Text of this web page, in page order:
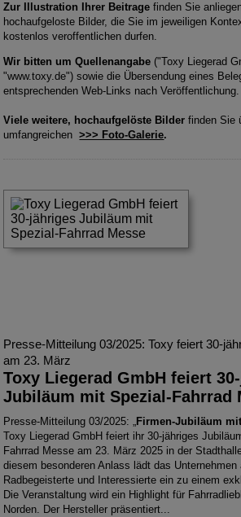
Zur Illustration Ihrer Beitrage finden Sie
hochaufgeloste Bilder, die Sie im jeweiligen
kostenlos veroffentlichen durfen.
Wir bitten um Quellenangabe ("Toxy Liegerad
"www.toxy.de") sowie die Übersendung eines
entsprechenden Web-Links nach Veröffentlichung.
Viele weitere, hochaufgelöste Bilderfinden Sie
umfangreichen>>> Foto-Galerie.
Presse-Mitteilung 03/2025: Toxy feiert 30-
am 23. März
Toxy Liegerad GmbH feiert
Jubiläum mit Spezial-Fahrrad
Presse-Mitteilung 03/2025: „Firmen-Jubiläum
Toxy Liegerad GmbH feiert ihr 30-jähriges
Fahrrad Messe am 23. März 2025 in der
diesem besonderen Anlass lädt das Unternehmen
Radbegeisterte und Interessierte ein zu einem
Die Veranstaltung wird ein Highlight für
Norden. Der Hersteller präsentiert...